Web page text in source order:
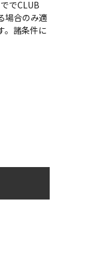
でCLUB
場合のみ適
。諸条件に